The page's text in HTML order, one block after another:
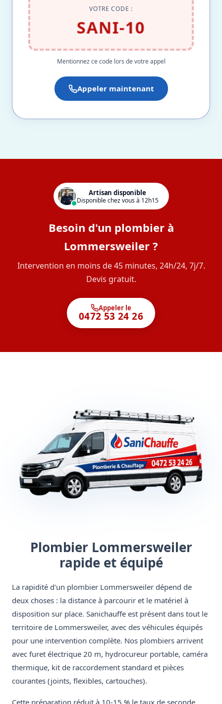
VOTRE CODE :
SANI-10
Mentionnez ce code lors de votre appel
Appeler maintenant
Artisan disponible
Disponible chez vous à 12h15
Besoin d'un plombier à
Lommersweiler ?
Intervention en moins de 45 minutes, 24h/24, 7j/7.
Devis gratuit.
Appeler le
0472 53 24 26
Plombier Lommersweiler
rapide et équipé
La rapidité d'un plombier Lommersweiler dépend de
deux choses : la distance à parcourir et le matériel à
disposition sur place. Sanichauffe est présent dans tout le
territoire de Lommersweiler, avec des véhicules équipés
pour une intervention complète. Nos plombiers arrivent
avec furet électrique 20 m, hydrocureur portable, caméra
thermique, kit de raccordement standard et pièces
courantes (joints, flexibles, cartouches).